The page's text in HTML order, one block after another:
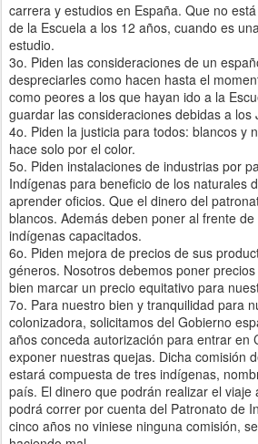
carrera y estudios en España. Que no
de la Escuela a los 12 años, cuando es
estudio.
3o. Piden las consideraciones de un
despreciarles como hacen hasta el
como peores a los que hayan ido a la
guardar las consideraciones debidas a los
4o. Piden la justicia para todos: blancos y
hace solo por el color.
5o. Piden instalaciones de industrias por
Indígenas para beneficio de los naturales
aprender oficios. Que el dinero del
blancos. Además deben poner al frente
indígenas capacitados.
6o. Piden mejora de precios de sus
géneros. Nosotros debemos poner
bien marcar un precio equitativo para
7o. Para nuestro bien y tranquilidad para
colonizadora, solicitamos del Gobierno
años conceda autorización para entrar en
exponer nuestras quejas. Dicha comisión
estará compuesta de tres indígenas,
país. El dinero que podrán realizar el viaje
podrá correr por cuenta del Patronato de
cinco años no viniese ninguna comisión,